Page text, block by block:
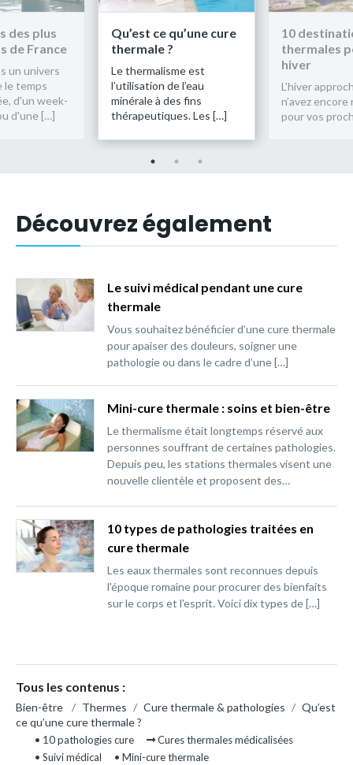
des plus
de France
un univers
le temps
d'un week-
d'une […]
Qu’est ce qu’une cure
thermale ?
Le thermalisme est
l’utilisation de l’eau
minérale à des fins
thérapeutiques. Les […]
10
thermales
hiver
L’hiver
n’avez
pour vos
Découvrez également
Le suivi médical pendant une cure
thermale
Vous souhaitez bénéficier d’une cure thermale
pour apaiser des douleurs, soigner une
pathologie ou dans le cadre d’une […]
Mini-cure thermale : soins et bien-être
Le thermalisme était longtemps réservé aux
personnes souffrant de certaines pathologies.
Depuis peu, les stations thermales visent une
nouvelle clientèle et proposent des…
10 types de pathologies traitées en
cure thermale
Les eaux thermales sont reconnues depuis
l'époque romaine pour procurer des bienfaits
sur le corps et l'esprit. Voici dix types de […]
Tous les contenus :
Bien-être / Thermes / Cure thermale & pathologies / Qu’est
ce qu’une cure thermale ?
• 10 pathologies cure
Cures thermales médicalisées
• Suivi médical
• Mini-cure thermale